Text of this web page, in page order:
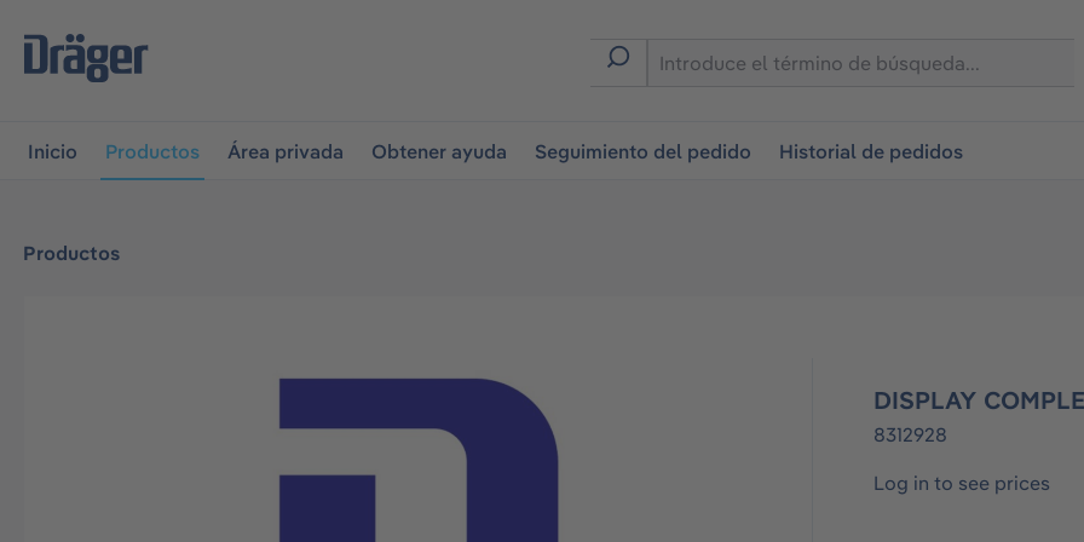
la navegación principal
Inicio Productos Área privada Obtener ayuda Seguimiento del pedido Historial de pedidos
Productos
DISPLAY
8312928
Log in to see prices